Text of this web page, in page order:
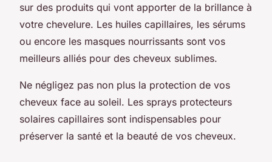
sur des produits qui vont apporter de la brillance à
votre chevelure. Les huiles capillaires, les sérums
ou encore les masques nourrissants sont vos
meilleurs alliés pour des cheveux sublimes.
Ne négligez pas non plus la protection de vos
cheveux face au soleil. Les sprays protecteurs
solaires capillaires sont indispensables pour
préserver la santé et la beauté de vos cheveux.